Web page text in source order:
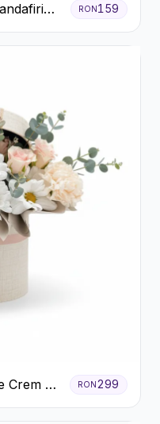
RON159
Crem cu
RON299